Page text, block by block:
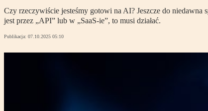
Czy rzeczywiście jesteśmy gotowi na AI? Jeszcze do niedawna
jest przez „API” lub w „SaaS-ie”, to musi działać.
Publikacja: 07.10.2025 05:10